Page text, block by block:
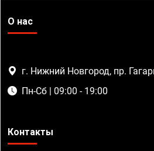
О нас
г. Нижний Новгород, пр.
Пн-Сб | 09:00 - 19:00
Контакты